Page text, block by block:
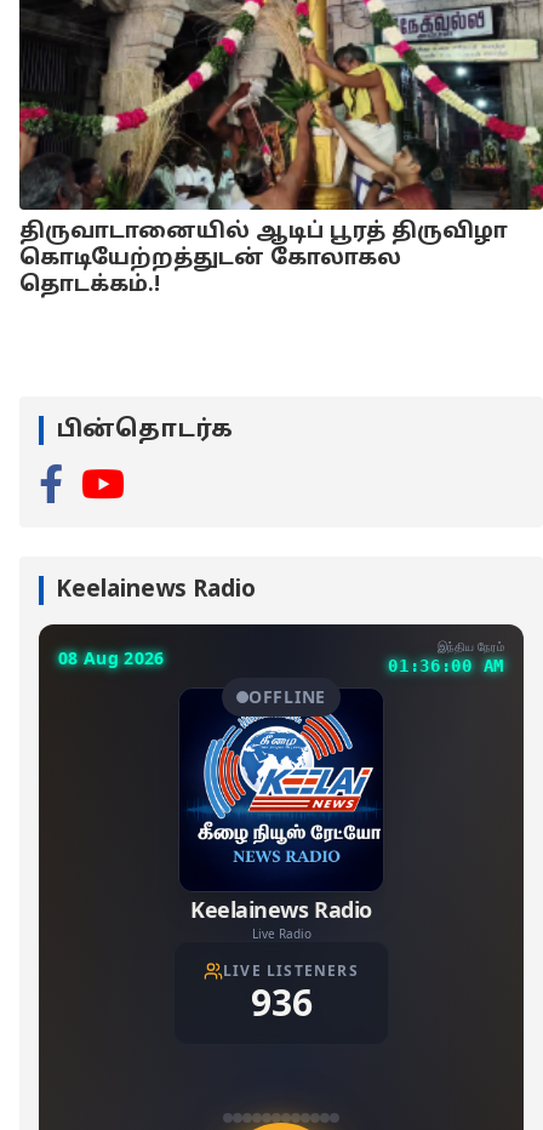
திருவாடானையில் ஆடிப் பூரத் திருவிழா
கொடியேற்றத்துடன் கோலாகல
தொடக்கம்.!
பின்தொடர்க
Keelainews Radio